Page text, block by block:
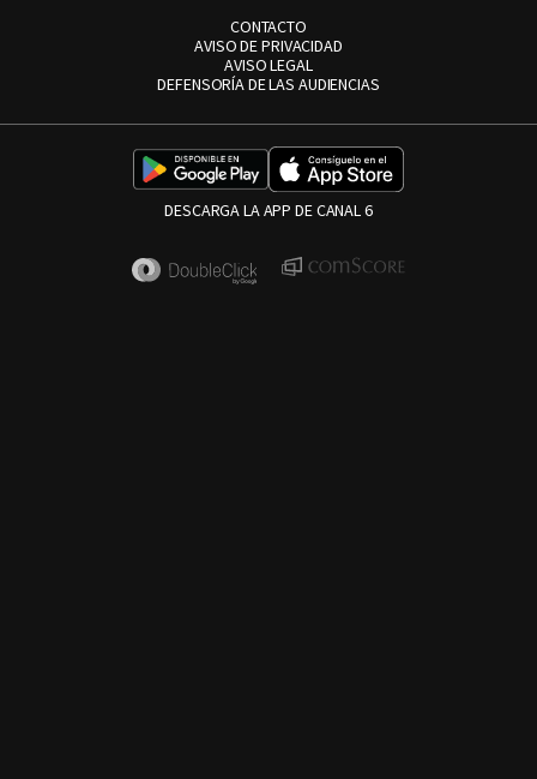
CONTACTO
AVISO DE PRIVACIDAD
AVISO LEGAL
DEFENSORÍA DE LAS AUDIENCIAS
DESCARGA LA APP DE CANAL 6